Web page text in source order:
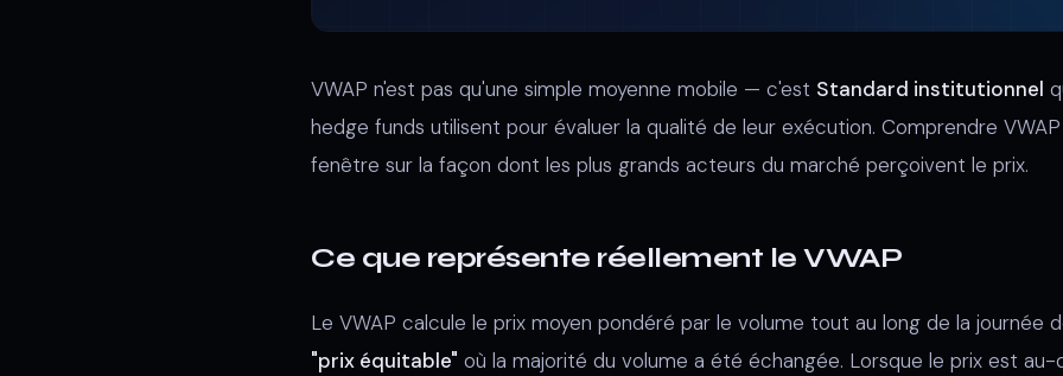
VWAP n'est pas qu'une simple moyenne mobile — c'est Standard institutionnel
hedge funds utilisent pour évaluer la qualité de leur exécution. Comprendre
fenêtre sur la façon dont les plus grands acteurs du marché perçoivent le prix.
Ce que représente réellement le VWAP
Le VWAP calcule le prix moyen pondéré par le volume tout au long de la journée
"prix équitable" où la majorité du volume a été échangée. Lorsque le prix est au-